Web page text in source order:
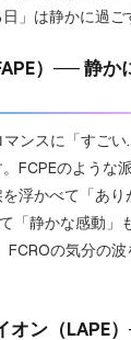
」は静かに過ご
）── 静か
マンスに「すご
FCPEのような
浮かべて「あ
「静かな感動」
FCROの気分の
オン（LAPE